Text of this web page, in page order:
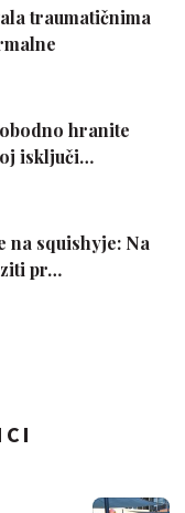
traumatičnima
hranite
isključi…
na squishyje: Na
pr…